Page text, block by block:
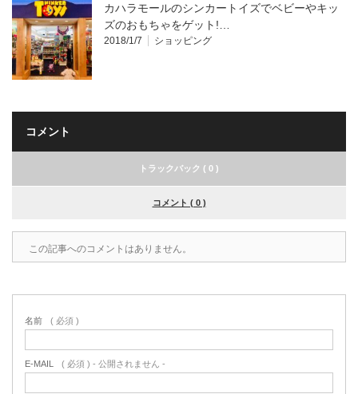
カハラモールのシンカートイズでベビーやキッ
ズのおもちゃをゲット!…
2018/1/7 ショッピング
コメント
トラックバック ( 0 )
コメント ( 0 )
この記事へのコメントはありません。
名前 ( 必須 )
E-MAIL ( 必須 ) - 公開されません -